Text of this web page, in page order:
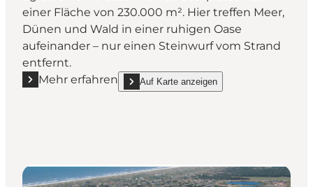
einer Fläche von 230.000 m². Hier treffen Meer,
Dünen und Wald in einer ruhigen Oase
aufeinander – nur einen Steinwurf vom Strand
entfernt.
Mehr erfahren
Mehr erfahren "Børsmose Strand Camping"
Auf Karte anzeigen
show Børsmose Strand Camping on_map